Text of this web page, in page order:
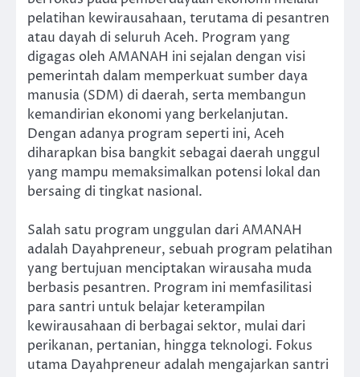
pelatihan kewirausahaan, terutama di pesantren
atau dayah di seluruh Aceh. Program yang
digagas oleh AMANAH ini sejalan dengan visi
pemerintah dalam memperkuat sumber daya
manusia (SDM) di daerah, serta membangun
kemandirian ekonomi yang berkelanjutan.
Dengan adanya program seperti ini, Aceh
diharapkan bisa bangkit sebagai daerah unggul
yang mampu memaksimalkan potensi lokal dan
bersaing di tingkat nasional.
Salah satu program unggulan dari AMANAH
adalah Dayahpreneur, sebuah program pelatihan
yang bertujuan menciptakan wirausaha muda
berbasis pesantren. Program ini memfasilitasi
para santri untuk belajar keterampilan
kewirausahaan di berbagai sektor, mulai dari
perikanan, pertanian, hingga teknologi. Fokus
utama Dayahpreneur adalah mengajarkan santri